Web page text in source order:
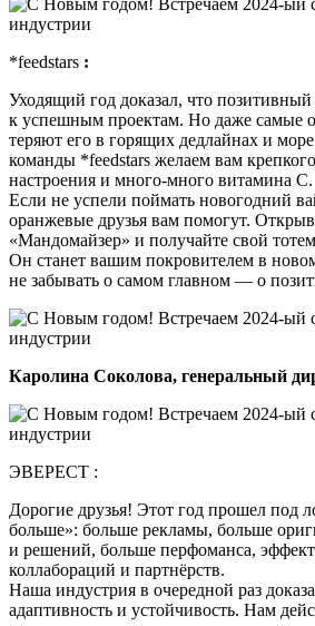
*feedstars :
Уходящий год доказал, что
к успешным проектам. Но даже самые
теряют его в горящих дедлайнах и
команды *feedstars желаем вам
настроения и много-много витамина С.
Если не успели поймать новогодний
оранжевые друзья вам помогут.
«Мандомайзер» и получайте свой
Он станет вашим покровителем в
не забывать о самом главном — о
Каролина Соколова, генеральный
ЭВЕРЕСТ :
Дорогие друзья! Этот год прошел под
больше»: больше рекламы, больше
и решений, больше перфоманса,
коллабораций и партнёрств.
Наша индустрия в очередной раз
адаптивность и устойчивость. Нам